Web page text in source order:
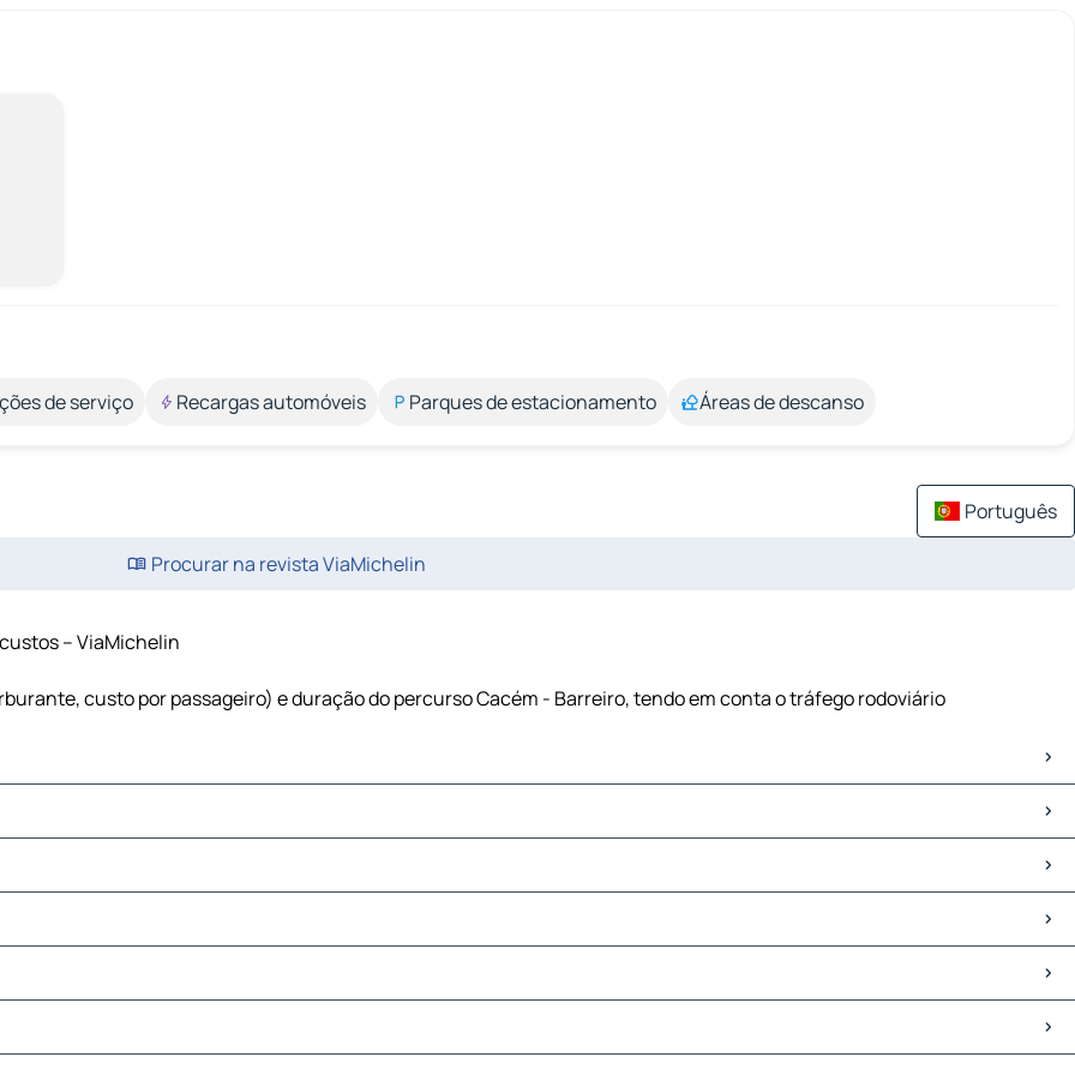
de serviço Recargas automóveis Parques de estacionamento Áreas de descanso
Português
Procurar na revista ViaMichelin
– ViaMichelin
custo por passageiro) e duração do percurso Cacém - Barreiro, tendo em conta o tráfego rodoviário